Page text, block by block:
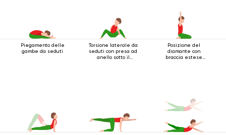
Piegamento delle
gambe da seduti
Torsione laterale da
seduti con presa ad
anello sotto il
Posizione del
diamante con
braccia estese